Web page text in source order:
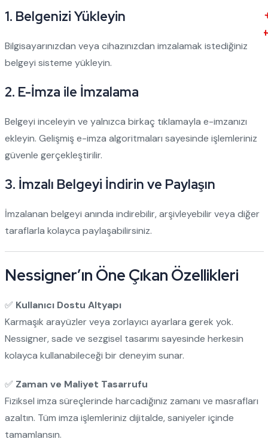
1. Belgenizi Yükleyin
Bilgisayarınızdan veya cihazınızdan imzalamak istediğiniz
belgeyi sisteme yükleyin.
2. E-İmza ile İmzalama
Belgeyi inceleyin ve yalnızca birkaç tıklamayla e-imzanızı
ekleyin. Gelişmiş e-imza algoritmaları sayesinde işlemleriniz
güvenle gerçekleştirilir.
3. İmzalı Belgeyi İndirin ve Paylaşın
İmzalanan belgeyi anında indirebilir, arşivleyebilir veya diğer
taraflarla kolayca paylaşabilirsiniz.
Nessigner’ın Öne Çıkan Özellikleri
✅ Kullanıcı Dostu Altyapı
Karmaşık arayüzler veya zorlayıcı ayarlara gerek yok.
Nessigner, sade ve sezgisel tasarımı sayesinde herkesin
kolayca kullanabileceği bir deneyim sunar.
✅ Zaman ve Maliyet Tasarrufu
Fiziksel imza süreçlerinde harcadığınız zamanı ve masrafları
azaltın. Tüm imza işlemleriniz dijitalde, saniyeler içinde
tamamlansın.